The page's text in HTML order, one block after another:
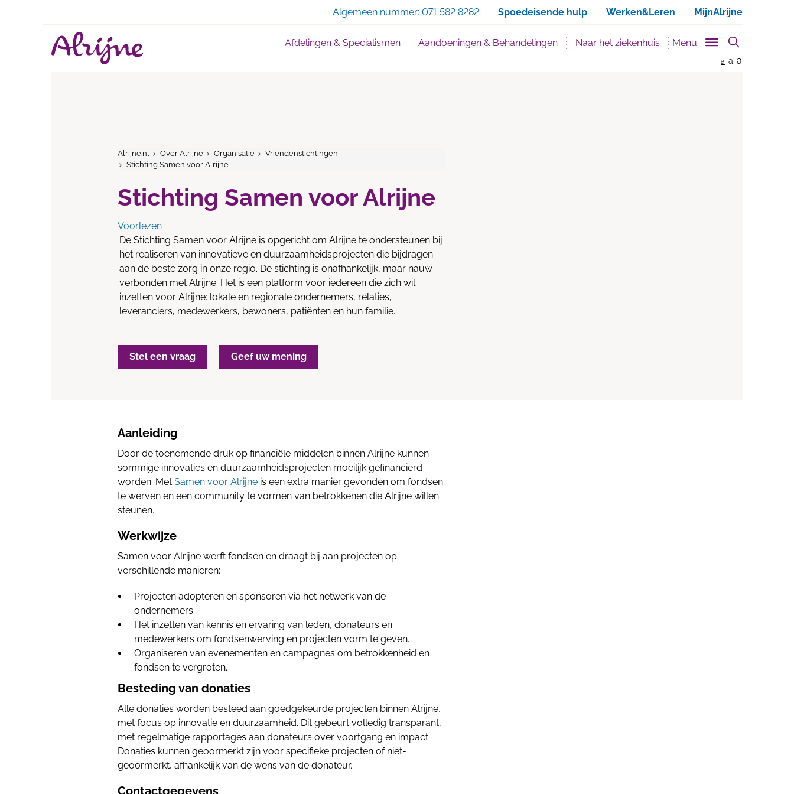
Algemeen nummer: 071 582 8282 Spoedeisende hulp Werken&Leren MijnAlrijne
Afdelingen & Specialismen Aandoeningen & Behandelingen Naar het ziekenhuis Menu
a a a
Alrijne.nl Over Alrijne Organisatie
Vriendenstichtingen
Stichting Samen voor Alrijne
Stichting Samen voor Alrijne
Voorlezen
De Stichting Samen voor Alrijne is opgericht om Alrijne te ondersteunen bij
het realiseren van innovatieve en duurzaamheidsprojecten die bijdragen
aan de beste zorg in onze regio. De stichting is onafhankelijk, maar nauw
verbonden met Alrijne. Het is een platform voor iedereen die zich wil
inzetten voor Alrijne: lokale en regionale ondernemers, relaties,
leveranciers, medewerkers, bewoners, patiënten en hun familie.
Stel een vraag Geef uw mening
Aanleiding
Door de toenemende druk op financiële middelen binnen Alrijne kunnen
sommige innovaties en duurzaamheidsprojecten moeilijk gefinancierd
worden. MetSamen voor Alrijne is een extra manier gevonden om fondsen
te werven en een community te vormen van betrokkenen die Alrijne willen
steunen.
Werkwijze
Samen voor Alrijne werft fondsen en draagt bij aan projecten op
verschillende manieren:
Projecten adopteren en sponsoren via het netwerk van de
ondernemers.
Het inzetten van kennis en ervaring van leden, donateurs en
medewerkers om fondsenwerving en projecten vorm te geven.
Organiseren van evenementen en campagnes om betrokkenheid en
fondsen te vergroten.
Besteding van donaties
Alle donaties worden besteed aan goedgekeurde projecten binnen Alrijne,
met focus op innovatie en duurzaamheid. Dit gebeurt volledig transparant,
met regelmatige rapportages aan donateurs over voortgang en impact.
Donaties kunnen geoormerkt zijn voor specifieke projecten of niet-
geoormerkt, afhankelijk van de wens van de donateur.
Contactgegevens